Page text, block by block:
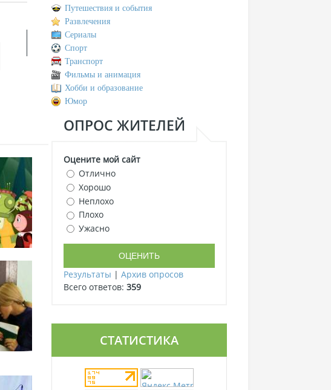
Путешествия и события
Развлечения
Сериалы
Спорт
Транспорт
Фильмы и анимация
Хобби и образование
Юмор
ОПРОС ЖИТЕЛЕЙ
Оцените мой сайт
Отлично
Хорошо
Неплохо
Плохо
Ужасно
Результаты | Архив опросов
Всего ответов: 359
СТАТИСТИКА